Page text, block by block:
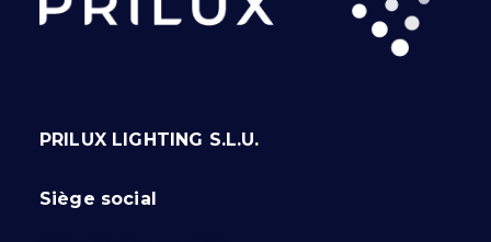
PRILUX LIGHTING S.L.U.
Siège social